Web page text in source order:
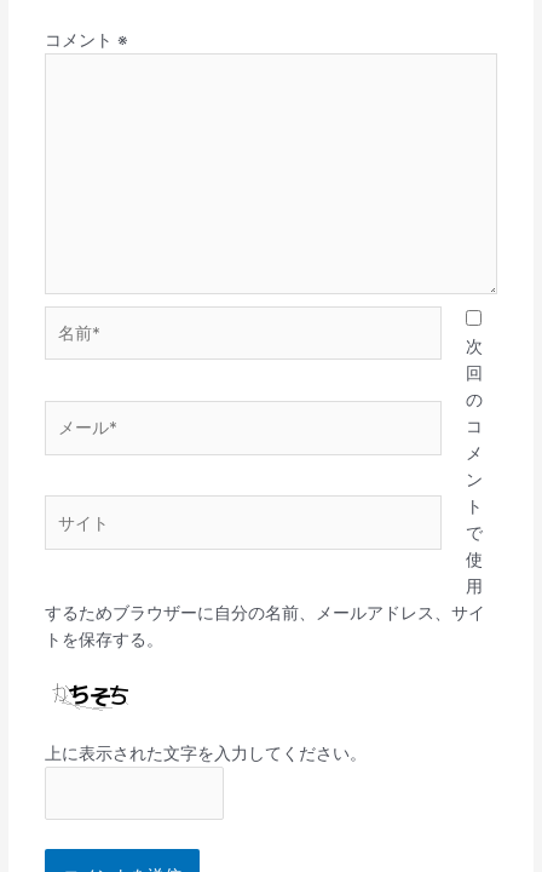
コメント ※
ー
*
次
回
の
コ
メ
ン
ト
で
使
用
するためブラウザーに自分の名前、メールアドレス、サイ
トを保存する。
上に表示された文字を入力してください。